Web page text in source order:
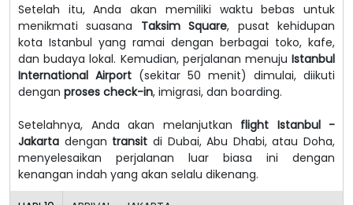
Setelah itu, Anda akan memiliki waktu bebas untuk
menikmati suasana Taksim Square, pusat kehidupan
kota Istanbul yang ramai dengan berbagai toko, kafe,
dan budaya lokal. Kemudian, perjalanan menuju Istanbul
International Airport (sekitar 50 menit) dimulai, diikuti
dengan proses check-in, imigrasi, dan boarding.
Setelahnya, Anda akan melanjutkan flight Istanbul -
Jakarta dengan transit di Dubai, Abu Dhabi, atau Doha,
menyelesaikan perjalanan luar biasa ini dengan
kenangan indah yang akan selalu dikenang.